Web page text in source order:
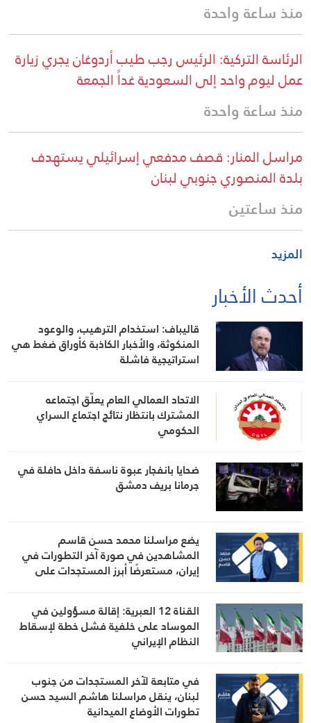
منذ ساعة واحدة
الرئاسة التركية: الرئيس رجب طيب أردوغان يجري زيارة
عمل ليوم واحد إلى السعودية غداً الجمعة
منذ ساعة واحدة
مراسل المنار: قصف مدفعي إسرائيلي يستهدف
بلدة المنصوري جنوبي لبنان
منذ ساعتين
المزيد
أحدث الأخبار
قاليباف: استخدام الترهيب، والوعود
المنكوثة، والأخبار الكاذبة كأوراق ضغط هي
استراتيجية فاشلة
الاتحاد العمالي العام يعلّق اجتماعه
المشترك بانتظار نتائج اجتماع السراي
الحكومي
ضحايا بانفجار عبوة ناسفة داخل حافلة في
جرمانا بريف دمشق
يضع مراسلنا محمد حسن قاسم
المشاهدين في صورة آخر التطورات في
إيران، مستعرضًا أبرز المستجدات على
المواقف الرسمية وأبرز التطورات ذات
الصلة بالشأنين الداخلي والإقليمي
القناة 12 العبرية: إقالة مسؤولين في
الموساد على خلفية فشل خطة لإسقاط
النظام الإيراني
في متابعة لآخر المستجدات من جنوب
لبنان، ينقل مراسلنا هاشم السيد حسن
تطورات الأوضاع الميدانية